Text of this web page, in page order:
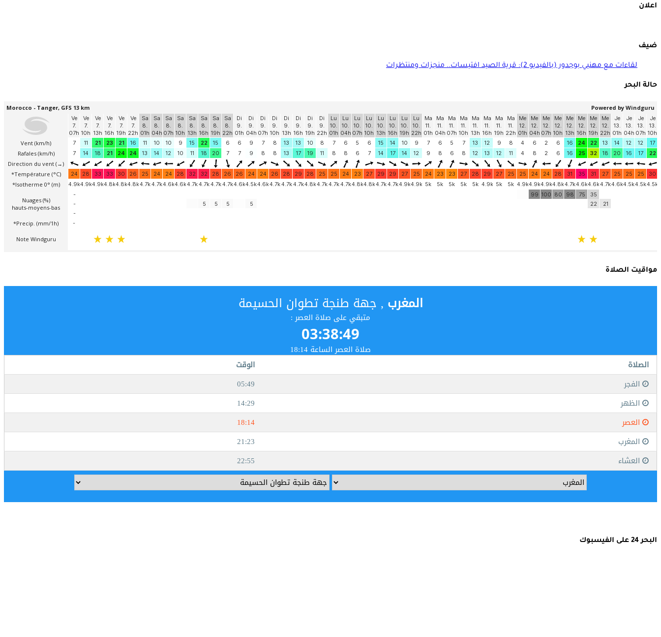
اعلان
ضيف
لقاءات مع مهنيي بوجدور (بالفيديو 2): قرية الصيد افتيسات.. منجزات ومنتظرات
حالة البحر
مواقيت الصلاة
البحر 24 على الفيسبوك